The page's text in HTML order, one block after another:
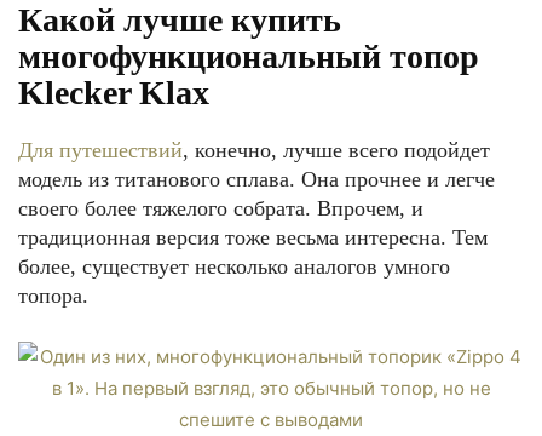
Какой лучше купить
многофункциональный топор
Klecker Klax
Для путешествий, конечно, лучше всего подойдет
модель из титанового сплава. Она прочнее и легче
своего более тяжелого собрата. Впрочем, и
традиционная версия тоже весьма интересна. Тем
более, существует несколько аналогов умного
топора.